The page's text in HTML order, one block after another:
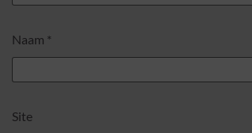
Naam *
Site